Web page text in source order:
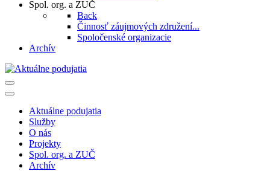
Spol. org. a ZUČ
Back
Činnosť záujmových združení...
Spoločenské organizacie
Archív
Aktuálne podujatia
Služby
O nás
Projekty
Spol. org. a ZUČ
Archív